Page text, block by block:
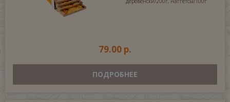
79.00 р.
ПОДРОБНЕЕ